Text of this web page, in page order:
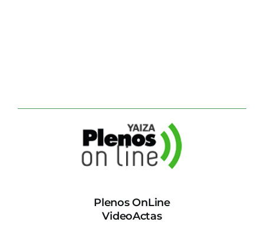
Plenos OnLine
VideoActas